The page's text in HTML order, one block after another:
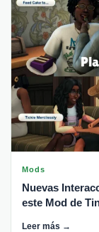
Mods
Nuevas
este Mod de
Leer más →